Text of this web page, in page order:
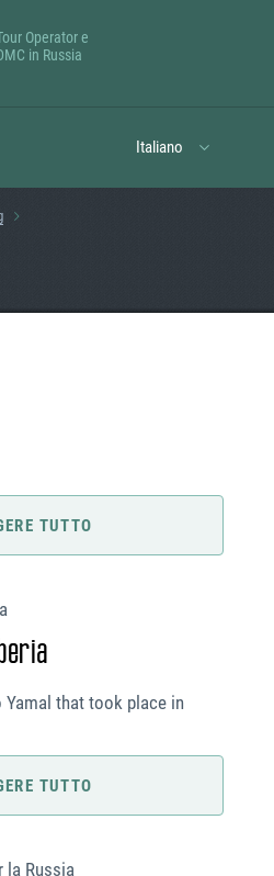
Operator e
in Russia
Italiano
TUTTO
that took place in
TUTTO